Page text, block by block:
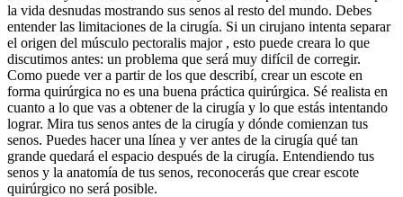
la vida desnudas mostrando sus senos al resto del mundo. Debes
entender las limitaciones de la cirugía. Si un cirujano intenta separar
el origen del músculo pectoralis major , esto puede creara lo que
discutimos antes: un problema que será muy difícil de corregir.
Como puede ver a partir de los que describí, crear un escote en
forma quirúrgica no es una buena práctica quirúrgica. Sé realista en
cuanto a lo que vas a obtener de la cirugía y lo que estás intentando
lograr. Mira tus senos antes de la cirugía y dónde comienzan tus
senos. Puedes hacer una línea y ver antes de la cirugía qué tan
grande quedará el espacio después de la cirugía. Entendiendo tus
senos y la anatomía de tus senos, reconocerás que crear escote
quirúrgico no será posible.